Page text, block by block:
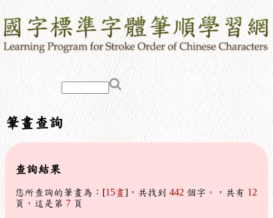
筆畫查詢
查詢結果
您所查詢的筆畫為：[15畫]，共找到 442 個字。，共有 12
頁，這是第 7 頁